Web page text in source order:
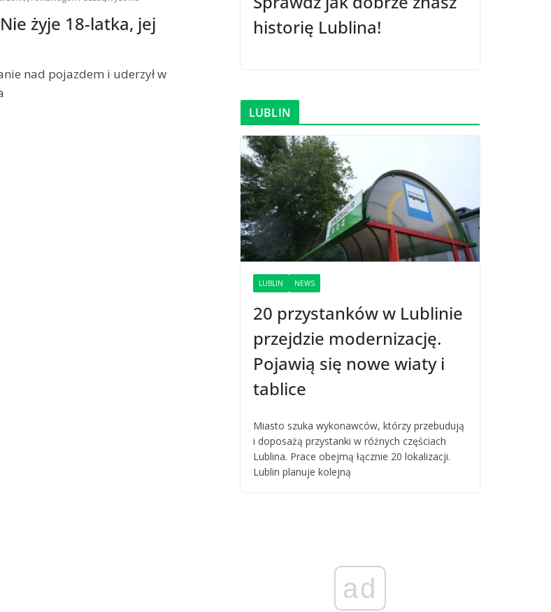
żyje 18-latka, jej
nad pojazdem i uderzył w
historię Lublina!
LUBLIN
LUBLIN NEWS
20 przystanków w Lublinie
przejdzie modernizację.
Pojawią się nowe wiaty i
tablice
Miasto szuka wykonawców, którzy przebudują
i doposażą przystanki w różnych częściach
Lublina. Prace obejmą łącznie 20 lokalizacji.
Lublin planuje kolejną
ad